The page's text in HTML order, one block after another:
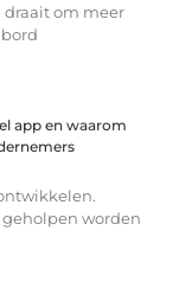
draait om meer
app en waarom
worden